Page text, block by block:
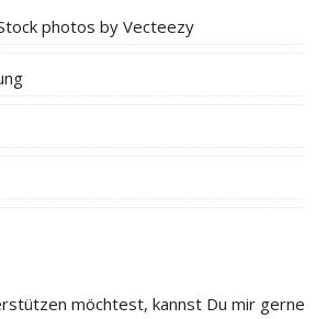
photos by Vecteezy
möchtest, kannst Du mir gerne